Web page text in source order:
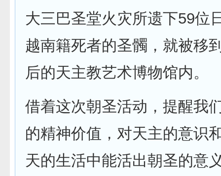
大三巴圣堂火灾所遗下59位
越南籍死者的圣髑，就被移
后的天主教艺术博物馆内。
借着这次朝圣活动，提醒我
的精神价值，对天主的意识
天的生活中能活出朝圣的意